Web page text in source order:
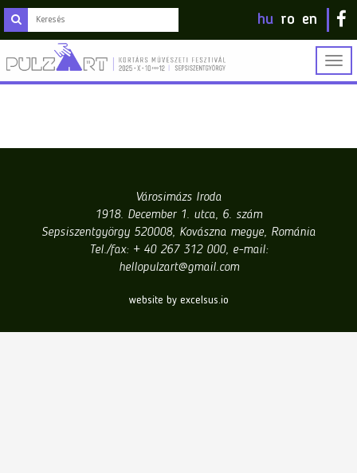
hu ro en
Városimázs Iroda
1918. December 1. utca, 6. szám
Sepsiszentgyörgy 520008, Kovászna megye, Románia
Tel./fax: + 40 267 312 000, e-mail:
hellopulzart@gmail.com
website by excelsus.io